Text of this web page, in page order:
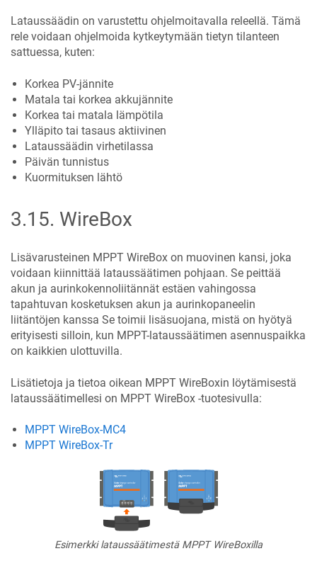
Lataussäädin on varustettu ohjelmoitavalla releellä. Tämä
rele voidaan ohjelmoida kytkeytymään tietyn tilanteen
sattuessa, kuten:
Korkea PV-jännite
Matala tai korkea akkujännite
Korkea tai matala lämpötila
Ylläpito tai tasaus aktiivinen
Lataussäädin virhetilassa
Päivän tunnistus
Kuormituksen lähtö
3.15. WireBox
Lisävarusteinen MPPT WireBox on muovinen kansi, joka
voidaan kiinnittää lataussäätimen pohjaan. Se peittää
akun ja aurinkokennoliitännät estäen vahingossa
tapahtuvan kosketuksen akun ja aurinkopaneelin
liitäntöjen kanssa Se toimii lisäsuojana, mistä on hyötyä
erityisesti silloin, kun MPPT-lataussäätimen asennuspaikka
on kaikkien ulottuvilla.
Lisätietoja ja tietoa oikean MPPT WireBoxin löytämisestä
lataussäätimellesi on MPPT WireBox -tuotesivulla:
MPPT WireBox-MC4
MPPT WireBox-Tr
Esimerkki lataussäätimestä MPPT WireBoxilla